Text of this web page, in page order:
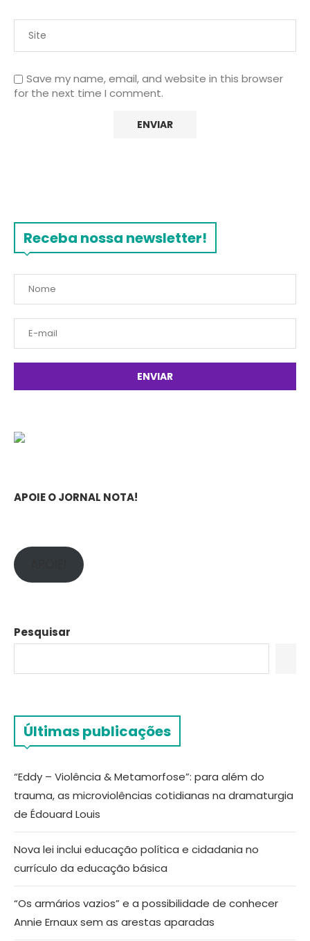
Save my name, email, and website in this browser
for the next time I comment.
Receba nossa newsletter!
APOIE O JORNAL NOTA!
Pesquisar
Últimas publicações
“Eddy – Violência & Metamorfose”: para além do
trauma, as microviolências cotidianas na dramaturgia
de Édouard Louis
Nova lei inclui educação política e cidadania no
currículo da educação básica
“Os armários vazios” e a possibilidade de conhecer
Annie Ernaux sem as arestas aparadas